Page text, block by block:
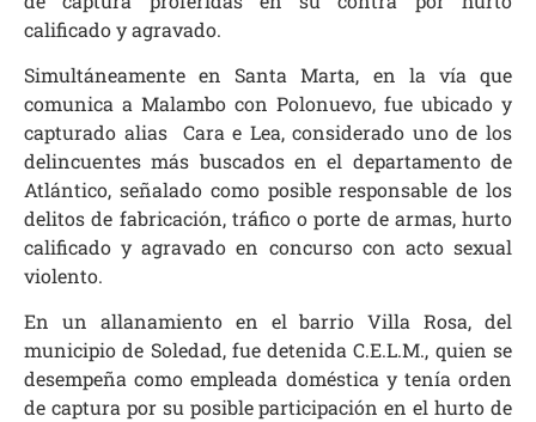
calificado y agravado.
Simultáneamente en Santa Marta, en la vía que
comunica a Malambo con Polonuevo, fue ubicado y
capturado alias Cara e Lea, considerado uno de los
delincuentes más buscados en el departamento de
Atlántico, señalado como posible responsable de los
delitos de fabricación, tráfico o porte de armas, hurto
calificado y agravado en concurso con acto sexual
violento.
En un allanamiento en el barrio Villa Rosa, del
municipio de Soledad, fue detenida C.E.L.M., quien se
desempeña como empleada doméstica y tenía orden
de captura por su posible participación en el hurto de